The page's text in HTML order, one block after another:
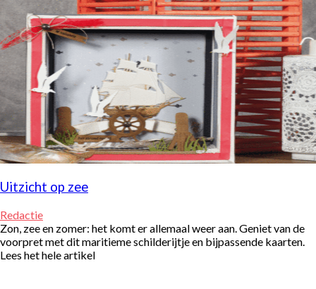
Uitzicht op zee
Redactie
Zon, zee en zomer: het komt er allemaal weer aan. Geniet van de
voorpret met dit maritieme schilderijtje en bijpassende kaarten.
Lees het hele artikel